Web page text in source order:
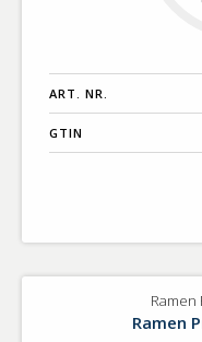
ART. NR.
GTIN
Ramen
Ramen